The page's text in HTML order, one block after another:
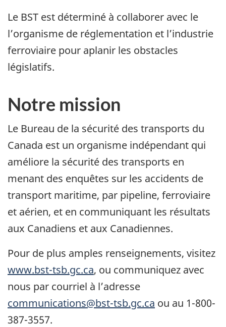
Le BST est déterminé à collaborer avec le
l’organisme de réglementation et l’industrie
ferroviaire pour aplanir les obstacles
législatifs.
Notre mission
Le Bureau de la sécurité des transports du
Canada est un organisme indépendant qui
améliore la sécurité des transports en
menant des enquêtes sur les accidents de
transport maritime, par pipeline, ferroviaire
et aérien, et en communiquant les résultats
aux Canadiens et aux Canadiennes.
Pour de plus amples renseignements, visitez
www.bst-tsb.gc.ca, ou communiquez avec
nous par courriel à l’adresse
communications@bst-tsb.gc.ca ou au 1-800-
387-3557.